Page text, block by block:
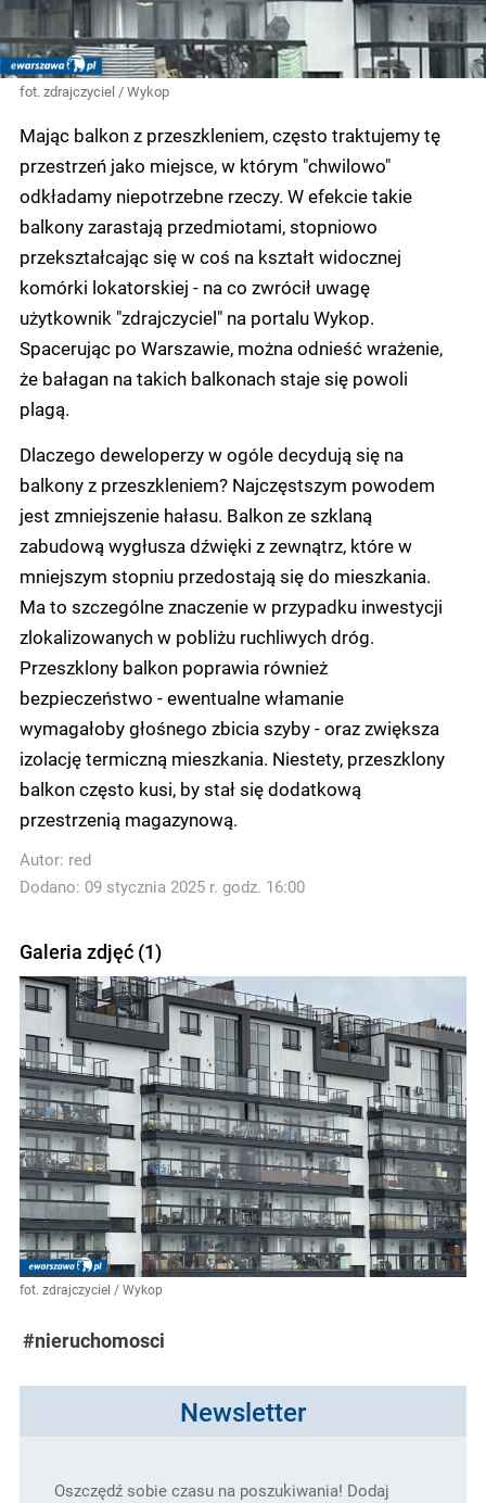
fot. zdrajczyciel / Wykop
Mając balkon z przeszkleniem, często traktujemy tę
przestrzeń jako miejsce, w którym "chwilowo"
odkładamy niepotrzebne rzeczy. W efekcie takie
balkony zarastają przedmiotami, stopniowo
przekształcając się w coś na kształt widocznej
komórki lokatorskiej - na co zwrócił uwagę
użytkownik "zdrajczyciel" na portalu Wykop.
Spacerując po Warszawie, można odnieść wrażenie,
że bałagan na takich balkonach staje się powoli
plagą.
Dlaczego deweloperzy w ogóle decydują się na
balkony z przeszkleniem? Najczęstszym powodem
jest zmniejszenie hałasu. Balkon ze szklaną
zabudową wygłusza dźwięki z zewnątrz, które w
mniejszym stopniu przedostają się do mieszkania.
Ma to szczególne znaczenie w przypadku inwestycji
zlokalizowanych w pobliżu ruchliwych dróg.
Przeszklony balkon poprawia również
bezpieczeństwo - ewentualne włamanie
wymagałoby głośnego zbicia szyby - oraz zwiększa
izolację termiczną mieszkania. Niestety, przeszklony
balkon często kusi, by stał się dodatkową
przestrzenią magazynową.
Autor: red
Dodano: 09 stycznia 2025 r. godz. 16:00
Galeria zdjęć (1)
fot. zdrajczyciel / Wykop
#nieruchomosci
Newsletter
Oszczędź sobie czasu na poszukiwania! Dodaj